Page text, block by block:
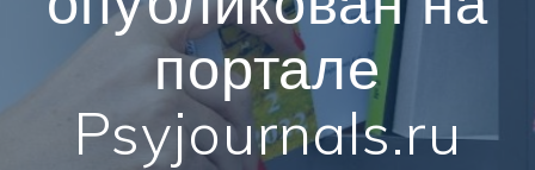
портале
Psyjournals.ru